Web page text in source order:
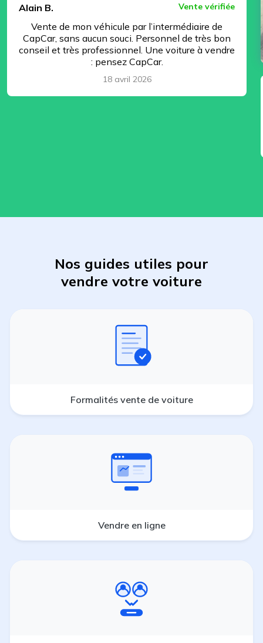
Alain B. Vente vérifiée
Vente de mon véhicule par l’intermédiaire de
CapCar, sans aucun souci. Personnel de très bon
conseil et très professionnel. Une voiture à vendre
: pensez CapCar.
18 avril 2026
Nos guides utiles pour
vendre votre voiture
Formalités vente de voiture
Vendre en ligne